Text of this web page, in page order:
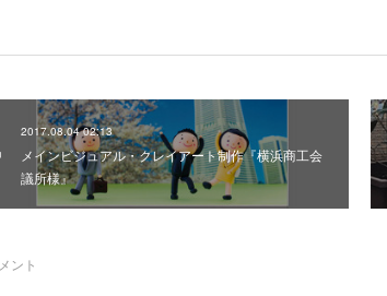
2017.08.04 02:13
メインビジュアル・クレイアート制作『横浜商工会
議所様』
ント